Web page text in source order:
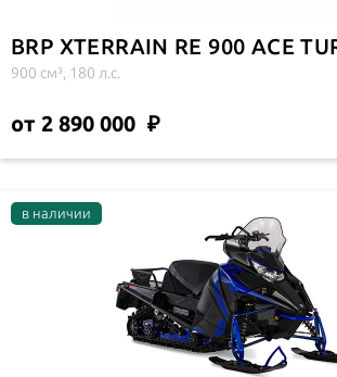
BRP XTERRAIN RE 900 ACE
900 см³, 180 л.с.
от 2 890 000